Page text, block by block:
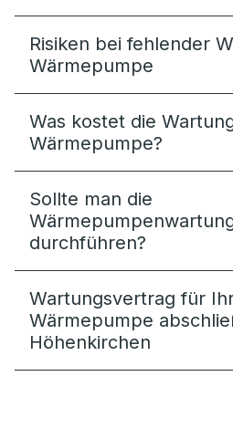
Risiken bei fehlender
Wärmepumpe
Was kostet die
Wärmepumpe?
Sollte man die
durchführen?
Wartungsvertrag für
Wärmepumpe
Höhenkirchen